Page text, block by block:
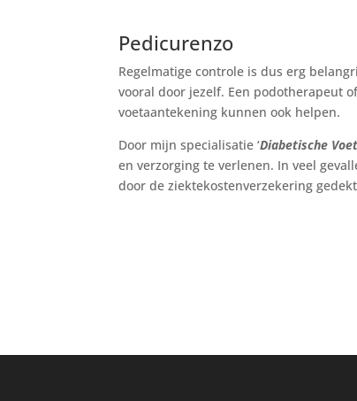
Pedicurenzo
Regelmatige controle is dus erg
vooral door jezelf. Een podotherapeut
voetaantekening kunnen ook helpen.
Door mijn specialisatie ‘Diabetische
en verzorging te verlenen. In veel
door de ziektekostenverzekering